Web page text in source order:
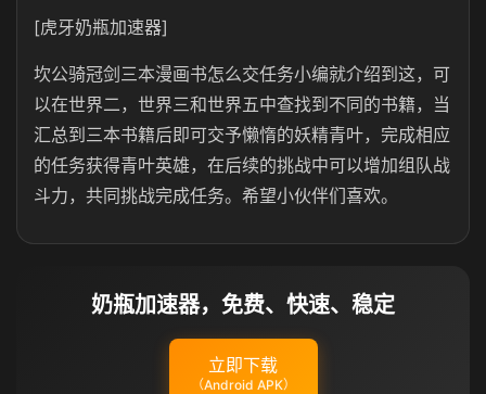
[虎牙奶瓶加速器]
坎公骑冠剑三本漫画书怎么交任务小编就介绍到这，可
以在世界二，世界三和世界五中查找到不同的书籍，当
汇总到三本书籍后即可交予懒惰的妖精青叶，完成相应
的任务获得青叶英雄，在后续的挑战中可以增加组队战
斗力，共同挑战完成任务。希望小伙伴们喜欢。
奶瓶加速器，免费、快速、稳定
立即下载
（Android APK）